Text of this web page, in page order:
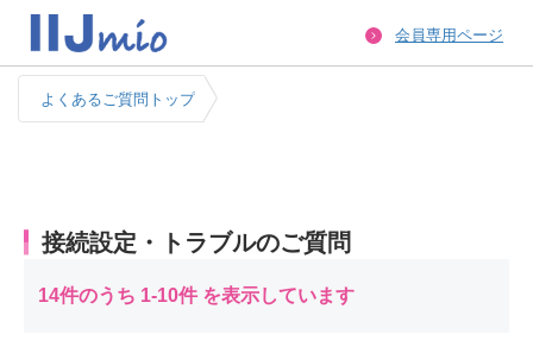
会員専用ページ
接続設定・トラブルのご質問
14件のうち 1-10件 を表示しています
よくあるご質問トップ